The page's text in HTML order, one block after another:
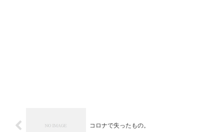
コロナで失ったもの。